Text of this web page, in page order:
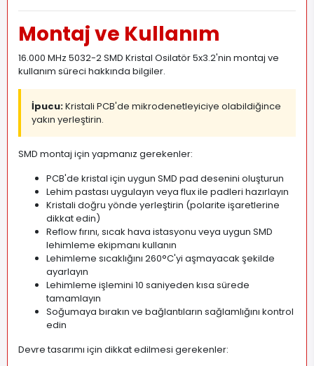
Montaj ve Kullanım
16.000 MHz 5032-2 SMD Kristal Osilatör 5x3.2'nin montaj ve
kullanım süreci hakkında bilgiler.
İpucu:Kristali PCB'de mikrodenetleyiciye olabildiğince
yakın yerleştirin.
SMD montaj için yapmanız gerekenler:
PCB'de kristal için uygun SMD pad desenini oluşturun
Lehim pastası uygulayın veya flux ile padleri hazırlayın
Kristali doğru yönde yerleştirin (polarite işaretlerine
dikkat edin)
Reflow fırını, sıcak hava istasyonu veya uygun SMD
lehimleme ekipmanı kullanın
Lehimleme sıcaklığını 260°C'yi aşmayacak şekilde
ayarlayın
Lehimleme işlemini 10 saniyeden kısa sürede
tamamlayın
Soğumaya bırakın ve bağlantıların sağlamlığını kontrol
edin
Devre tasarımı için dikkat edilmesi gerekenler: